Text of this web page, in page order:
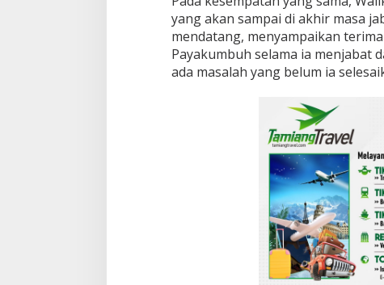
yang akan sampai di akhir masa
mendatang, menyampaikan
Payakumbuh selama ia menjabat
ada masalah yang belum ia